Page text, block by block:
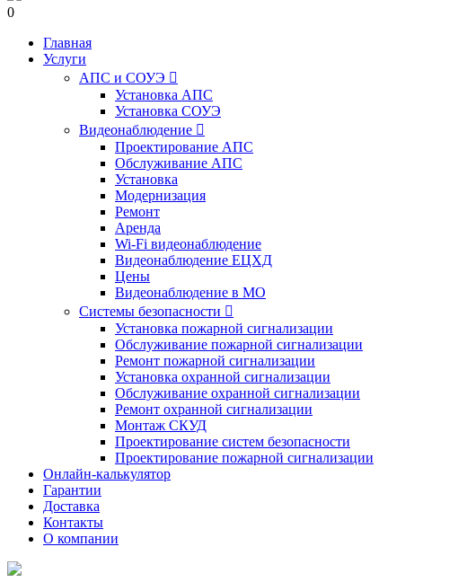
0
Главная
Услуги
АПС и СОУЭ 
Установка АПС
Установка СОУЭ
Видеонаблюдение 
Проектирование АПС
Обслуживание АПС
Установка
Модернизация
Ремонт
Аренда
Wi-Fi видеонаблюдение
Видеонаблюдение ЕЦХД
Цены
Видеонаблюдение в МО
Системы безопасности 
Установка пожарной сигнализации
Обслуживание пожарной сигнализации
Ремонт пожарной сигнализации
Установка охранной сигнализации
Обслуживание охранной сигнализации
Ремонт охранной сигнализации
Монтаж СКУД
Проектирование систем безопасности
Проектирование пожарной сигнализации
Онлайн-калькулятор
Гарантии
Доставка
Контакты
О компании